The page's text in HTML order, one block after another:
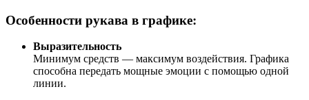
Особенности рукава в графике:
Выразительность
Минимум средств — максимум воздействия. Графика
способна передать мощные эмоции с помощью одной
линии.